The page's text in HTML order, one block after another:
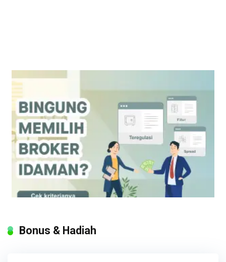
Bonus & Hadiah